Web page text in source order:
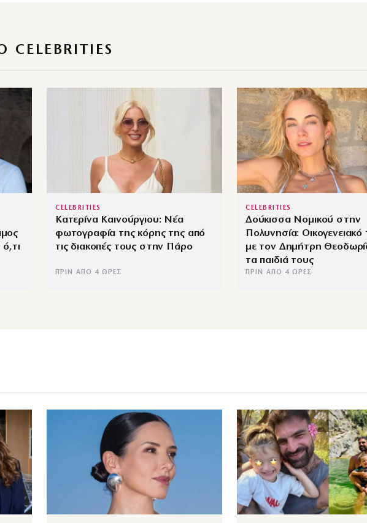
CELEBRITIES
Κατερίνα Καινούργιου: Νέα
φωτογραφία της κόρης της από
τις διακοπές τους στην Πάρο
ΠΡΙΝ ΑΠΌ 4 ΏΡΕΣ
CELEBRITIES
Δούκισσα Νομικού στην
Πολυνησία: Οικογενειακό
με τον Δημήτρη
τα παιδιά τους
ΠΡΙΝ ΑΠΌ 4 ΏΡΕΣ